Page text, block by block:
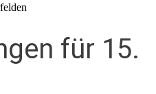
für 15.